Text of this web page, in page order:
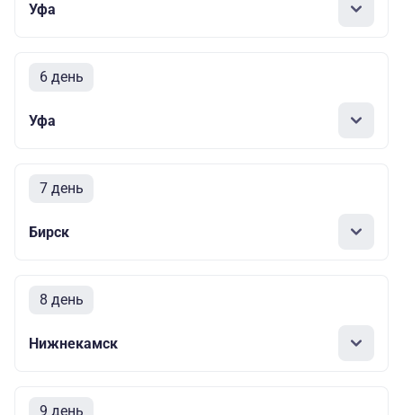
Уфа
6 день
Уфа
7 день
Бирск
8 день
Нижнекамск
9 день